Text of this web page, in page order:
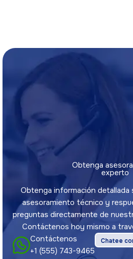
Obtenga
experto
Obtenga información detallada
asesoramiento técnico y
preguntas directamente de
Contáctenos hoy mismo a
Contáctenos
+1 (555) 743-9465
Chatee